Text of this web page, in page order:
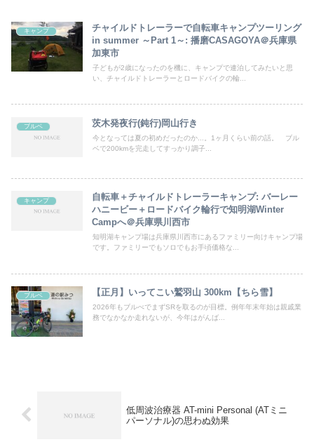
キャンプ
チャイルドトレーラーで自転車キャンプツーリング
in summer ～Part 1～: 播磨CASAGOYA＠兵庫県
加東市
子どもが2歳になったのを機に、キャンプで連泊してみたいと思
い、チャイルドトレーラーとロードバイクの輪...
ブルベ 茨木発夜行(鈍行)岡山行き
今となっては夏の初めだったのか...。1ヶ月くらい前の話。 ブル
ベで200kmを完走してすっかり調子...
キャンプ
自転車＋チャイルドトレーラーキャンプ: バーレー
ハニービー＋ロードバイク輪行で知明湖Winter
Campへ＠兵庫県川西市
知明湖キャンプ場は兵庫県川西市にあるファミリー向けキャンプ場
です。ファミリーでもソロでもお手頃価格な...
ブルベ 【正月】いってこい鷲羽山 300km【ちら雪】
2026年もブルべでまずSRを取るのが目標。例年年末年始は親戚業
務でなかなか走れないが、今年はがんば...
低周波治療器 AT-mini Personal (ATミニ
パーソナル)の思わぬ効果